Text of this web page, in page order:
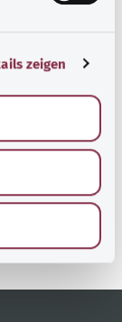
zeigen